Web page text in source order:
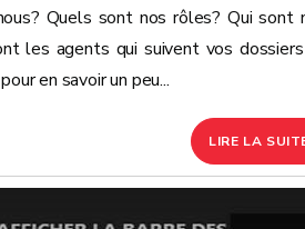
Quels sont nos rôles? Qui sont
les agents qui suivent vos
en savoir un peu...
LIRE LA